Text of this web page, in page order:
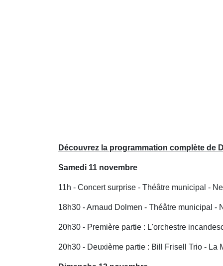
Découvrez la programmation complète de
Samedi 11 novembre
11h - Concert surprise - Théâtre municipal -
18h30 - Arnaud Dolmen - Théâtre municipal -
20h30 - Première partie : L'orchestre
20h30 - Deuxième partie : Bill Frisell Trio - La